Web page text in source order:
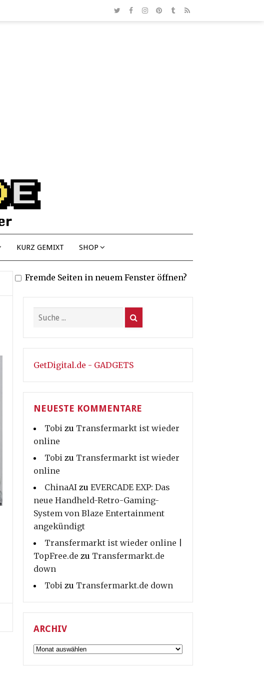
KURZ GEMIXT SHOP
Fremde Seiten in neuem Fenster öffnen?
GetDigital.de - GADGETS
NEUESTE KOMMENTARE
Tobi zu Transfermarkt ist wieder
online
Tobi zu Transfermarkt ist wieder
online
ChinaAI zu EVERCADE EXP: Das
neue Handheld-Retro-Gaming-
System von Blaze Entertainment
angekündigt
Transfermarkt ist wieder online |
TopFree.de zu Transfermarkt.de
down
Tobi zu Transfermarkt.de down
ARCHIV
Archiv